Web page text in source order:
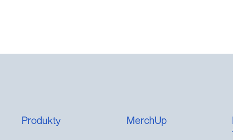
Produkty MerchUp